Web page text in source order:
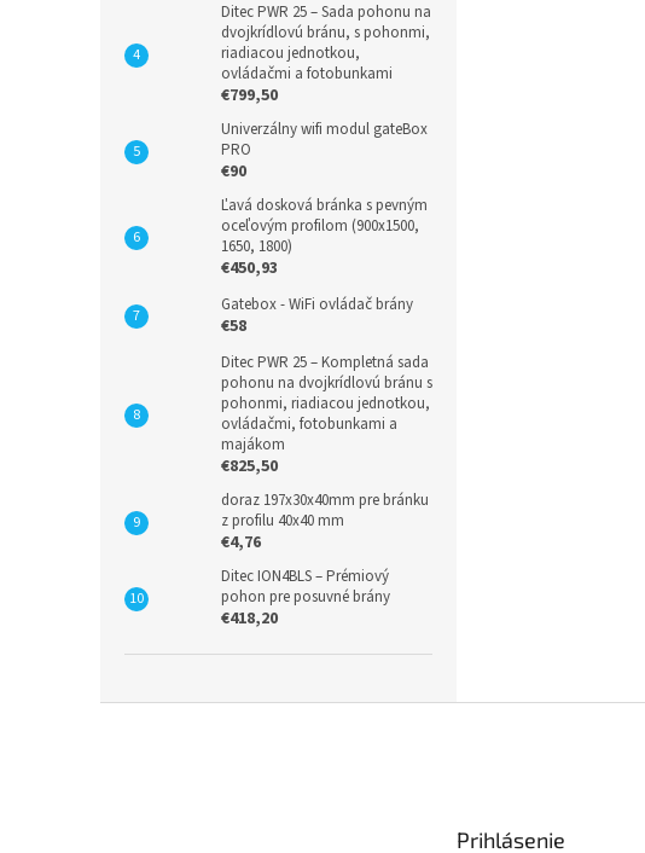
Ditec PWR 25 – Sada pohonu na
dvojkrídlovú bránu, s pohonmi,
riadiacou jednotkou,
ovládačmi a fotobunkami
€799,50
Univerzálny wifi modul gateBox
PRO
€90
Ľavá dosková bránka s pevným
oceľovým profilom (900x1500,
1650, 1800)
€450,93
Gatebox - WiFi ovládač brány
€58
Ditec PWR 25 – Kompletná sada
pohonu na dvojkrídlovú bránu s
pohonmi, riadiacou jednotkou,
ovládačmi, fotobunkami a
majákom
€825,50
doraz 197x30x40mm pre bránku
z profilu 40x40 mm
€4,76
Ditec ION4BLS – Prémiový
pohon pre posuvné brány
€418,20
Prihlásenie